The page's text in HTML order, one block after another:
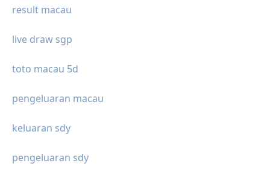
result macau
live draw sgp
toto macau 5d
pengeluaran macau
keluaran sdy
pengeluaran sdy